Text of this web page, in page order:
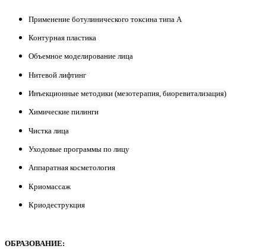
Применение ботулинического токсина типа А
Контурная пластика
Объемное моделирование лица
Нитевой лифтинг
Инъекционные методики (мезотерапия, биоревитализация)
Химические пилинги
Чистка лица
Уходовые программы по лицу
Аппаратная косметология
Криомассаж
Криодеструкция
ОБРАЗОВАНИЕ: